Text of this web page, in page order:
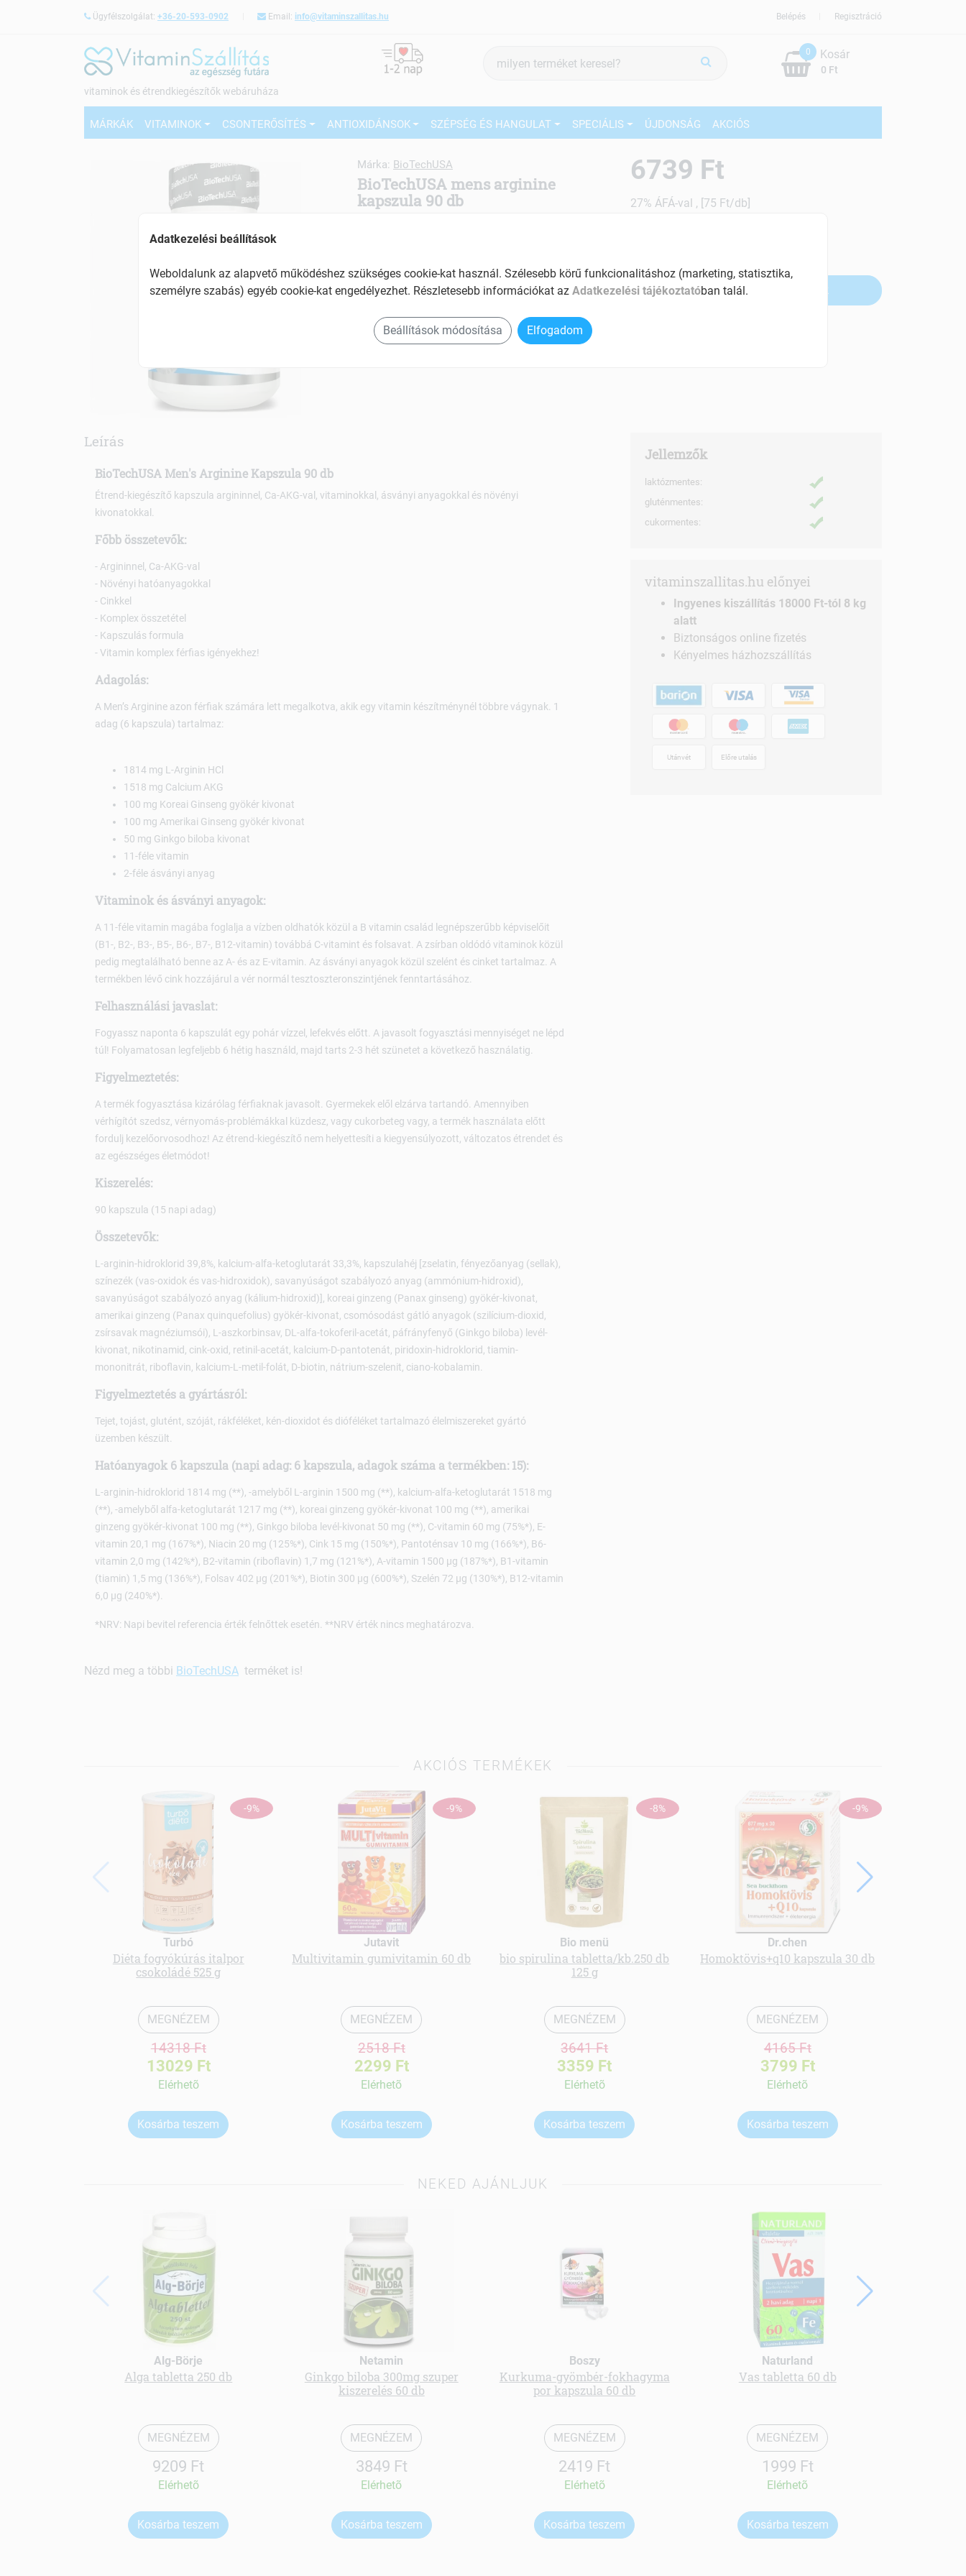
Ügyfélszolgálat: +36-20-593-0902 Email: info@vitaminszallitas.hu Regisztráció
Belépés
vitaminok és étrendkiegészítők webáruháza
keresés
0
0 Ft
Kosár
MÁRKÁK VITAMINOK CSONTERŐSÍTÉS ANTIOXIDÁNSOK SZÉPSÉG ÉS HANGULAT SPECIÁLIS ÚJDONSÁG AKCIÓS
Márka: BioTechUSA
BioTechUSA mens arginine
kapszula 90 db
6739 Ft
27% ÁFÁ-val , [75 Ft/db]
Értesítést kérek, ha beérkezik
Leírás
BioTechUSA Men's Arginine Kapszula 90 db
Étrend-kiegészítő kapszula argininnel, Ca-AKG-val, vitaminokkal, ásványi anyagokkal és növényi
kivonatokkal.
Főbb összetevők:
- Argininnel, Ca-AKG-val
- Növényi hatóanyagokkal
- Cinkkel
- Komplex összetétel
- Kapszulás formula
- Vitamin komplex férfias igényekhez!
Adagolás:
A Men’s Arginine azon férfiak számára lett megalkotva, akik egy vitamin készítménynél többre vágynak. 1
adag (6 kapszula) tartalmaz:
1814 mg L-Arginin HCl
1518 mg Calcium AKG
100 mg Koreai Ginseng gyökér kivonat
100 mg Amerikai Ginseng gyökér kivonat
50 mg Ginkgo biloba kivonat
11-féle vitamin
2-féle ásványi anyag
Vitaminok és ásványi anyagok:
A 11-féle vitamin magába foglalja a vízben oldhatók közül a B vitamin család legnépszerűbb képviselőit
(B1-, B2-, B3-, B5-, B6-, B7-, B12-vitamin) továbbá C-vitamint és folsavat. A zsírban oldódó vitaminok közül
pedig megtalálható benne az A- és az E-vitamin. Az ásványi anyagok közül szelént és cinket tartalmaz. A
termékben lévő cink hozzájárul a vér normál tesztoszteronszintjének fenntartásához.
Felhasználási javaslat:
Fogyassz naponta 6 kapszulát egy pohár vízzel, lefekvés előtt. A javasolt fogyasztási mennyiséget ne lépd
túl! Folyamatosan legfeljebb 6 hétig használd, majd tarts 2-3 hét szünetet a következő használatig.
Figyelmeztetés:
A termék fogyasztása kizárólag férfiaknak javasolt. Gyermekek elől elzárva tartandó. Amennyiben
vérhígítót szedsz, vérnyomás-problémákkal küzdesz, vagy cukorbeteg vagy, a termék használata előtt
fordulj kezelőorvosodhoz! Az étrend-kiegészítő nem helyettesíti a kiegyensúlyozott, változatos étrendet és
az egészséges életmódot!
Kiszerelés:
90 kapszula (15 napi adag)
Összetevők:
L-arginin-hidroklorid 39,8%, kalcium-alfa-ketoglutarát 33,3%, kapszulahéj [zselatin, fényezőanyag (sellak),
színezék (vas-oxidok és vas-hidroxidok), savanyúságot szabályozó anyag (ammónium-hidroxid),
savanyúságot szabályozó anyag (kálium-hidroxid)], koreai ginzeng (Panax ginseng) gyökér-kivonat,
amerikai ginzeng (Panax quinquefolius) gyökér-kivonat, csomósodást gátló anyagok (szilícium-dioxid,
zsírsavak magnéziumsói), L-aszkorbinsav, DL-alfa-tokoferil-acetát, páfrányfenyő (Ginkgo biloba) levél-
kivonat, nikotinamid, cink-oxid, retinil-acetát, kalcium-D-pantotenát, piridoxin-hidroklorid, tiamin-
mononitrát, riboflavin, kalcium-L-metil-folát, D-biotin, nátrium-szelenit, ciano-kobalamin.
Figyelmeztetés a gyártásról:
Tejet, tojást, glutént, szóját, rákféléket, kén-dioxidot és dióféléket tartalmazó élelmiszereket gyártó
üzemben készült.
Hatóanyagok 6 kapszula (napi adag: 6 kapszula, adagok száma a termékben: 15):
L-arginin-hidroklorid 1814 mg (**), -amelyből L-arginin 1500 mg (**), kalcium-alfa-ketoglutarát 1518 mg
(**), -amelyből alfa-ketoglutarát 1217 mg (**), koreai ginzeng gyökér-kivonat 100 mg (**), amerikai
ginzeng gyökér-kivonat 100 mg (**), Ginkgo biloba levél-kivonat 50 mg (**), C-vitamin 60 mg (75%*), E-
vitamin 20,1 mg (167%*), Niacin 20 mg (125%*), Cink 15 mg (150%*), Pantoténsav 10 mg (166%*), B6-
vitamin 2,0 mg (142%*), B2-vitamin (riboflavin) 1,7 mg (121%*), A-vitamin 1500 µg (187%*), B1-vitamin
(tiamin) 1,5 mg (136%*), Folsav 402 µg (201%*), Biotin 300 µg (600%*), Szelén 72 µg (130%*), B12-vitamin
6,0 µg (240%*).
*NRV: Napi bevitel referencia érték felnőttek esetén. **NRV érték nincs meghatározva.
Nézd meg a többi BioTechUSA terméket is!
Jellemzők
laktózmentes:
gluténmentes:
cukormentes:
vitaminszallitas.hu előnyei
Ingyenes kiszállítás 18000 Ft-tól 8 kg
alatt
Biztonságos online fizetés
Kényelmes házhozszállítás
Utánvét Előre utalás
AKCIÓS TERMÉKEK
-9%
Turbó
Diéta fogyókúrás italpor
csokoládé 525 g
MEGNÉZEM
14318 Ft
13029 Ft
Elérhetõ
Kosárba teszem
-9%
Jutavit
Multivitamin gumivitamin 60 db
MEGNÉZEM
2518 Ft
2299 Ft
Elérhetõ
Kosárba teszem
-8%
Bio menü
bio spirulina tabletta/kb.250 db
125 g
MEGNÉZEM
3641 Ft
3359 Ft
Elérhetõ
Kosárba teszem
-9%
Dr.chen
Homoktövis+q10 kapszula 30 db
MEGNÉZEM
4165 Ft
3799 Ft
Elérhetõ
Kosárba teszem
NEKED AJÁNLJUK
Alg-Börje
Alga tabletta 250 db
MEGNÉZEM
9209 Ft
Elérhetõ
Kosárba teszem
Netamin
Ginkgo biloba 300mg szuper
kiszerelés 60 db
MEGNÉZEM
3849 Ft
Elérhetõ
Kosárba teszem
Boszy
Kurkuma-gyömbér-fokhagyma
por kapszula 60 db
MEGNÉZEM
2419 Ft
Elérhetõ
Kosárba teszem
Naturland
Vas tabletta 60 db
MEGNÉZEM
1999 Ft
Elérhetõ
Kosárba teszem
Adatkezelési beállítások
Weboldalunk az alapvető működéshez szükséges cookie-kat használ. Szélesebb körű funkcionalitáshoz (marketing, statisztika,
személyre szabás) egyéb cookie-kat engedélyezhet. Részletesebb információkat az Adatkezelési tájékoztatóban talál.
Beállítások módosítása Elfogadom